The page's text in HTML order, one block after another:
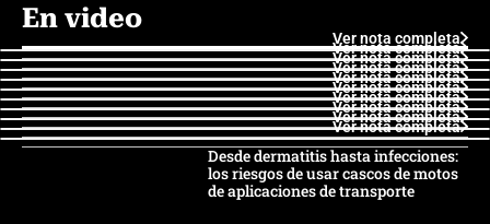
En video
Ver nota completa
Ver nota completa
Ver nota completa
Ver nota completa
Ver nota completa
Ver nota completa
Ver nota completa
Ver nota completa
Ver nota completa
Ver nota completa
Desde dermatitis hasta infecciones:
los riesgos de usar cascos de motos
de aplicaciones de transporte